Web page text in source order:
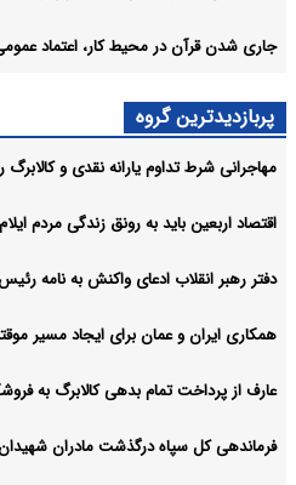
جاری شدن قرآن در محیط کار، اعتماد
پربازدیدترین گروه
مهاجرانی شرط تداوم یارانه نقدی و
اقتصاد اربعین باید به رونق زندگی مردم
دفتر رهبر انقلاب ادعای واکنش به نامه
همکاری ایران و عمان برای ایجاد مسیر
عارف از پرداخت تمام بدهی کالابرگ به
فرماندهی کل سپاه درگذشت مادران